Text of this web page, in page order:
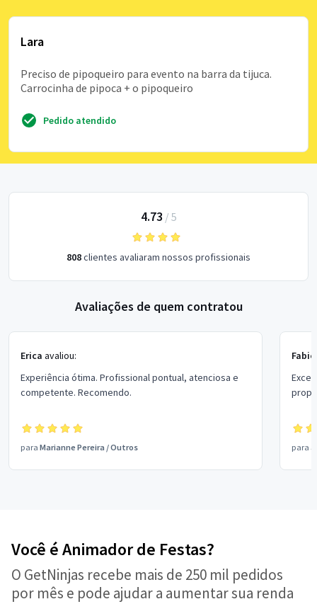
Lara
Preciso de pipoqueiro para evento na barra da tijuca.
Carrocinha de pipoca + o pipoqueiro
Pedido atendido
4.73 / 5
808clientes avaliaram nossos profissionais
Avaliações de quem contratou
Erica avaliou:
Experiência ótima. Profissional pontual, atenciosa e
competente. Recomendo.
para Marianne Pereira /Outros para a
Você é Animador de Festas?
O GetNinjas recebe mais de 250 mil pedidos
por mês e pode ajudar a aumentar sua renda